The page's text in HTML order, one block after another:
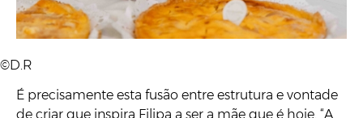
©D.R
É precisamente esta fusão entre estrutura e vontade
de criar que inspira Filipa a ser a mãe que é hoje. “A